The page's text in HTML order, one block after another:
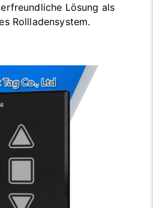
Lösung als
Rollladensystem.